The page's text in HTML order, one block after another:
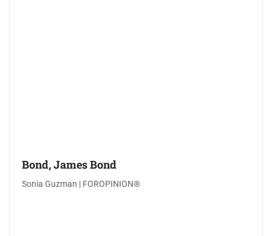
Bond, James Bond
Sonia Guzman | FOROPINION®